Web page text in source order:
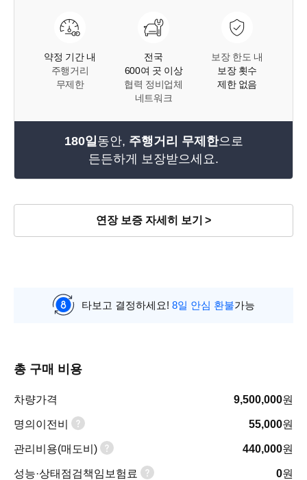
약정 기간 내
주행거리
무제한
전국
600여 곳 이상
협력 정비업체
네트워크
보장 한도 내
보장 횟수
제한 없음
180일동안, 주행거리 무제한으로
든든하게 보장받으세요.
연장 보증 자세히 보기
타보고 결정하세요! 8일 안심 환불가능
총 구매 비용
차량가격 9,500,000원
명의이전비 55,000원
관리비용(매도비) 440,000원
성능·상태점검책임보험료 0원